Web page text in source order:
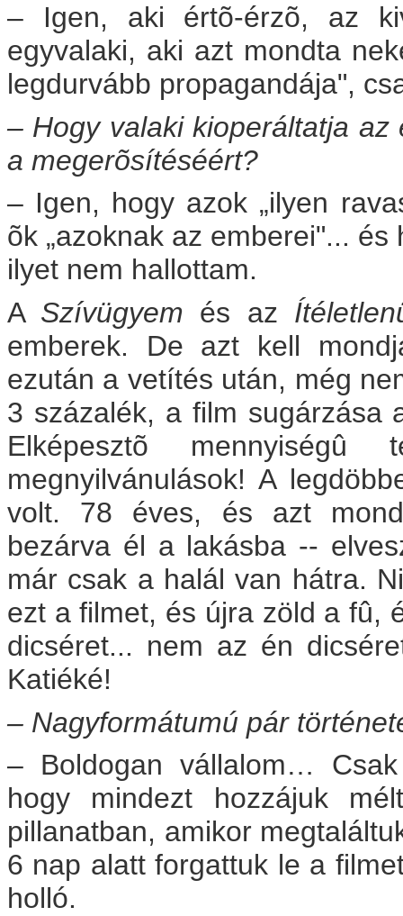
– Igen, aki értõ-érzõ, az
egyvalaki, aki azt mondta
legdurvább propagandája",
– Hogy valaki kioperáltatja
a megerõsítéséért?
– Igen, hogy azok „ilyen
õk „azoknak az emberei"...
ilyet nem hallottam.
A Szívügyem és az
emberek. De azt kell
ezután a vetítés után, még
3 százalék, a film sugárzása
Elképesztõ
megnyilvánulások! A
volt. 78 éves, és azt
bezárva él a lakásba --
már csak a halál van hátra.
ezt a filmet, és újra zöld a fû,
dicséret... nem az én
Katiéké!
– Nagyformátumú pár
– Boldogan vállalom…
hogy mindezt hozzájuk
pillanatban, amikor
6 nap alatt forgattuk le a
holló.